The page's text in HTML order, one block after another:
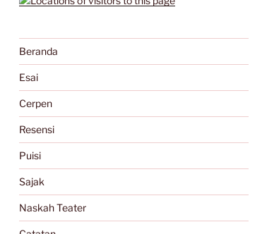
Beranda
Esai
Cerpen
Resensi
Puisi
Sajak
Naskah Teater